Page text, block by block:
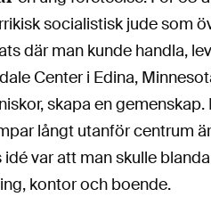
socialistisk jude som
där man kunde handla,
Center i Edina,
skapa en gemenskap.
långt utanför centrum
var att man skulle
kontor och boende.